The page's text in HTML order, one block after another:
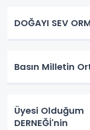
DOĞAYI SEV
Basın Milletin
Üyesi Olduğum EMNİYETLİ HAYAT
DERNEĞİ'nin